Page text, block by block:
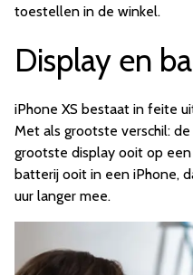
toestellen in de winkel.
Display en
iPhone XS bestaat in feite
Met als grootste verschil:
grootste display ooit op
batterij ooit in een iPhone,
uur langer mee.